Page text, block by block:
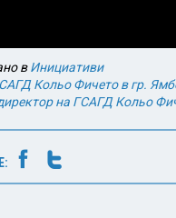
вИнициативи
Кольо Фичето в гр.
на ГСАГД Кольо